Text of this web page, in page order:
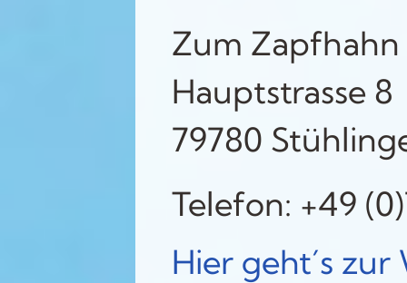
Zum Zapfhahn
Hauptstrasse 8
79780
Telefon: +49
Hier geht´s zur